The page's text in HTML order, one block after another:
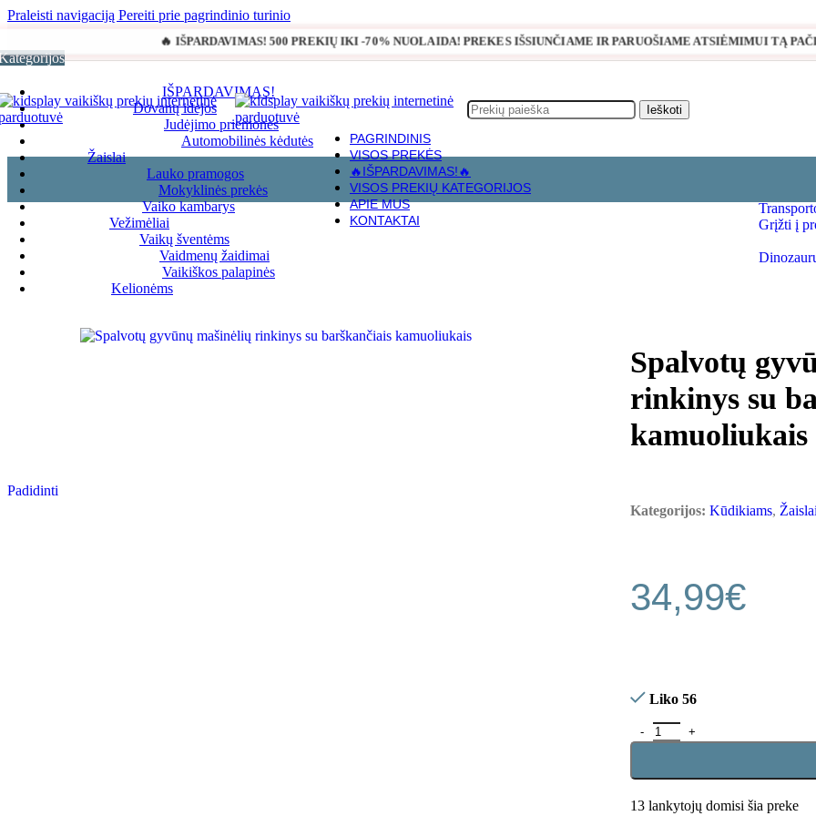
Praleisti navigaciją Pereiti prie pagrindinio turinio
🔥 IŠPARDAVIMAS! 500 PREKIŲ IKI -70% NUOLAIDA! PREKES IŠSIUNČIAME IR PARUOŠIAME ATSIĖMIMUI TĄ
Ieškoti
IŠPARDAVIMAS!
Dovanų idėjos
Judėjimo priemonės
Automobilinės kėdutės
Žaislai
Lauko pramogos
Mokyklinės prekės
Vaiko kambarys
Vežimėliai
Vaikų šventėms
Vaidmenų žaidimai
Vaikiškos palapinės
Kelionėms
PAGRINDINIS
VISOS PREKĖS
🔥IŠPARDAVIMAS!🔥
VISOS PREKIŲ KATEGORIJOS
APIE MUS
KONTAKTAI
Pagrindinis »Spalvotų gyvūnų mašinėlių rinkinys su barškančiais kamuoliukais
Grįžti į
Padidinti
Spalvotų
rinkinys su
kamuoliukais
Kategorijos: Kūdikiams, Žaislai
34,99€
Liko 56
13 lankytojų domisi šia preke